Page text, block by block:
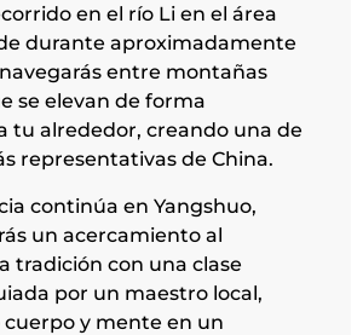
en el río Li en el área
durante aproximadamente
entre montañas
se elevan de forma
tu alrededor, creando una de
representativas de China.
continúa en Yangshuo,
un acercamiento al
tradición con una clase
por un maestro local,
y mente en un